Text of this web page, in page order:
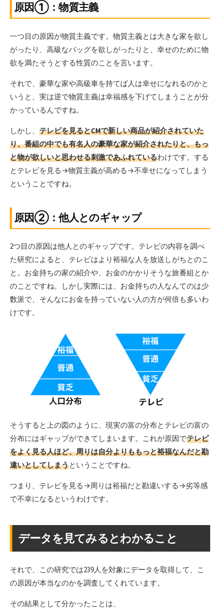
原因①：物質主義
一つ目の原因が物質主義です。物質主義とは大きな家を欲し
がったり、高級なバッグを欲しがったりと、幸せのために物
欲を満たそうとする性質のことを言います。
それで、豪華な家や高級車を持てば人は幸せになれるのかと
いうと、実は逆で物質主義は幸福感を下げてしまうことが分
かっているんですね。
しかし、 テレビを見るとCMで新しい商品が紹介されていた
り、番組の中でも有名人の豪華な家が紹介されたりと、もっ
と物が欲しいと思わせる刺激であふれているわけです。する
とテレビを見る→物質主義が高める→不幸せになってしまう
ということですね。
原因②：他人とのギャップ
2つ目の原因は他人とのギャップです。テレビの内容を調べ
た研究によると、テレビはより裕福な人を放送しがちとのこ
と。お金持ちの家の紹介や、お金のかかりそうな旅番組とか
のことですね。しかし実際には、お金持ちの人なんてのは少
数派で、そんなにお金を持っていない人の方が何倍も多いわ
けです。
そうすると上の図のように、現実の富の分布とテレビの富の
分布にはギャップができてしまいます。これが原因でテレビ
をよく見る人ほど、周りは自分よりももっと裕福なんだと勘
違いとしてしまうということですね。
つまり、テレビを見る→周りは裕福だと勘違いする→劣等感
で不幸になるというわけです。
データを見てみるとわかること
それで、この研究では239人を対象にデータを取得して、こ
の原因が本当なのかを調査してくれています。
その結果として分かったことは、